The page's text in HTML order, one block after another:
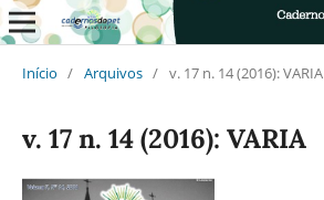
Início / Arquivos / v. 17 n. 14 (2016): VARIA
v. 17 n. 14 (2016): VARIA